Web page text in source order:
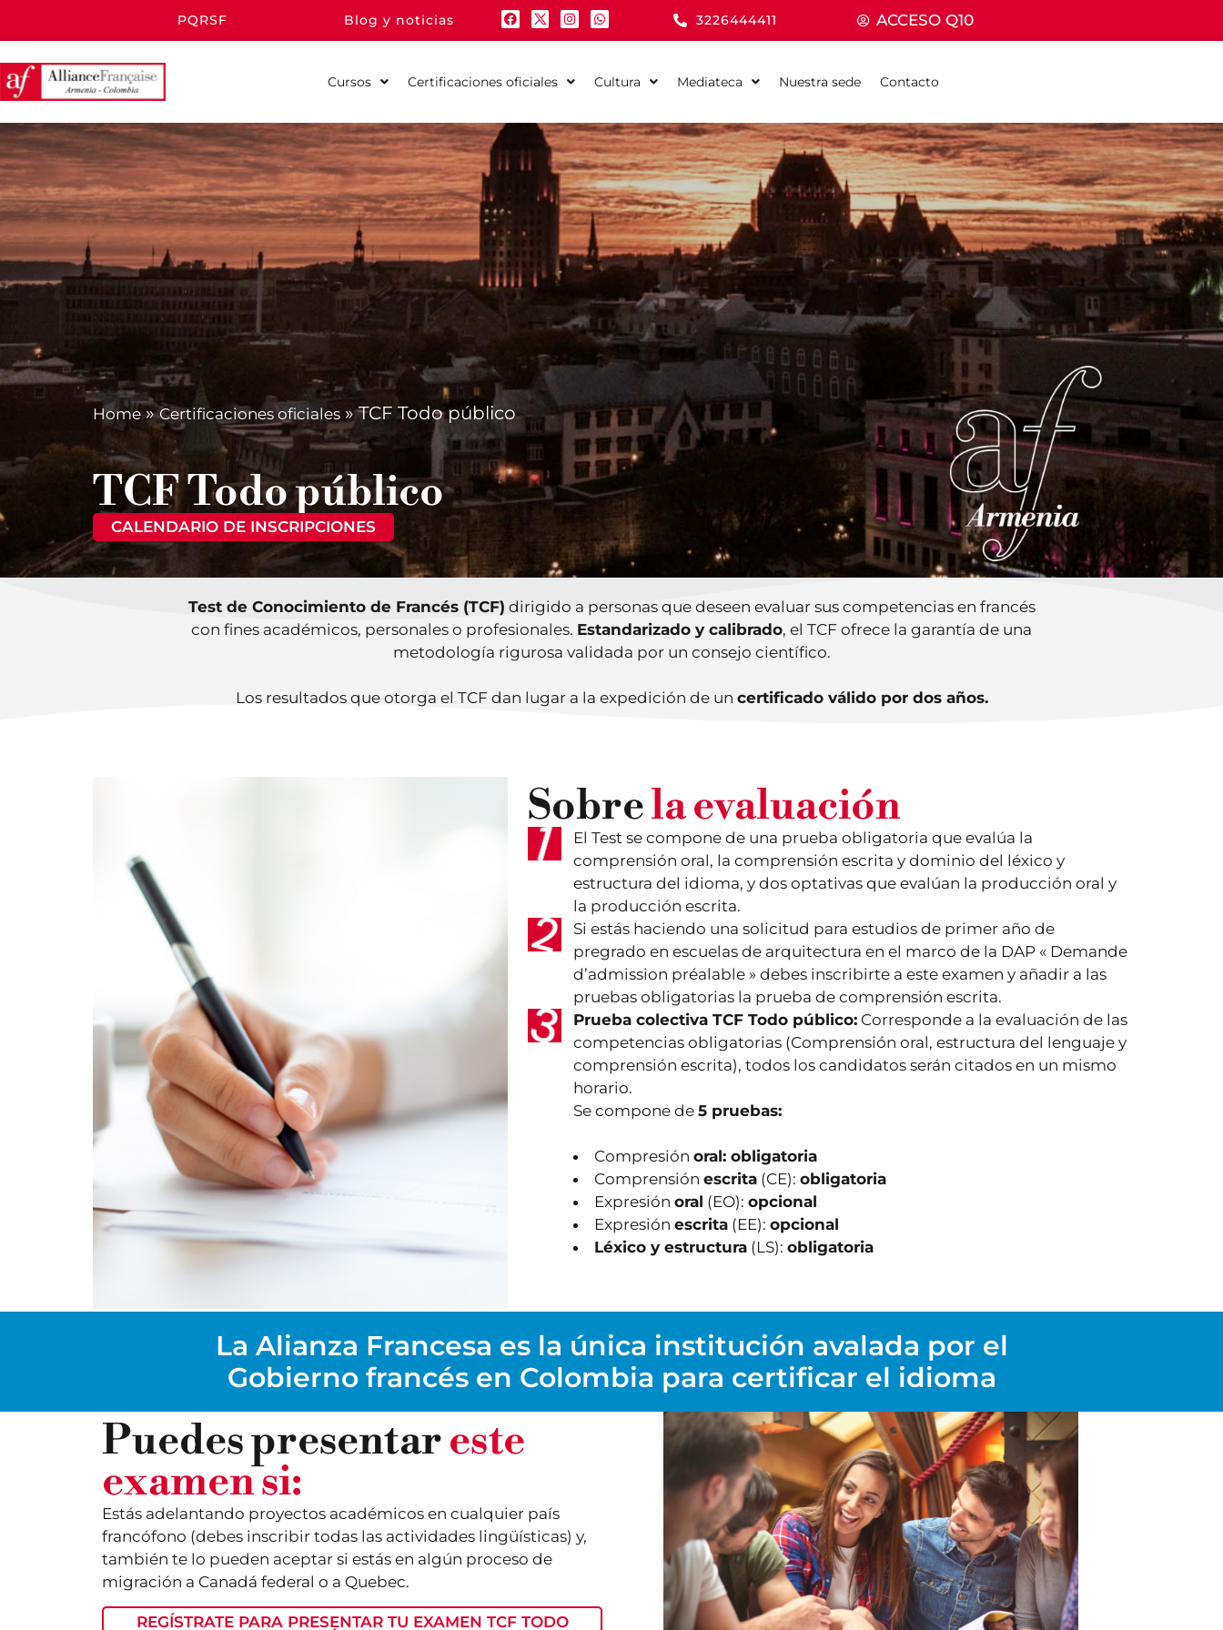
PQRSF Blog y noticias 3226444411 ACCESO Q10
Cursos Certificaciones oficiales Cultura Mediateca Nuestra sede Contacto
Home»Certificaciones oficiales »TCF Todo público
TCF Todo público
CALENDARIO DE INSCRIPCIONES
Test de Conocimiento de Francés (TCF) dirigido a personas que deseen evaluar sus competencias en francés
con fines académicos, personales o profesionales. Estandarizado y calibrado, el TCF ofrece la garantía de una
metodología rigurosa validada por un consejo científico.
Los resultados que otorga el TCF dan lugar a la expedición de un certificado válido por dos años.
Sobrela evaluación
El Test se compone de una prueba obligatoria que evalúa la
comprensión oral, la comprensión escrita y dominio del léxico y
estructura del idioma, y dos optativas que evalúan la producción oral y
la producción escrita.
Si estás haciendo una solicitud para estudios de primer año de
pregrado en escuelas de arquitectura en el marco de la DAP « Demande
d’admission préalable » debes inscribirte a este examen y añadir a las
pruebas obligatorias la prueba de comprensión escrita.
Prueba colectiva TCF Todo público:Corresponde a la evaluación de las
competencias obligatorias (Comprensión oral, estructura del lenguaje y
comprensión escrita), todos los candidatos serán citados en un mismo
horario.
Se compone de 5 pruebas:
Compresión oral: obligatoria
Comprensión escrita(CE): obligatoria
Expresión oral (EO): opcional
Expresión escrita(EE): opcional
Léxico y estructura(LS): obligatoria
La Alianza Francesa es la única institución avalada por el
Gobierno francés en Colombia para certificar el idioma
Puedes presentareste
examen si:
Estás adelantando proyectos académicos en cualquier país
francófono (debes inscribir todas las actividades lingüísticas) y,
también te lo pueden aceptar si estás en algún proceso de
migración a Canadá federal o a Quebec.
REGÍSTRATE PARA PRESENTAR TU EXAMEN TCF TODO